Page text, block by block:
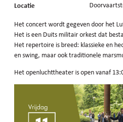
Locatie
Het concert wordt gegeven door het
Het is een Duits militair orkest dat
Het repertoire is breed: klassieke en
en swing, maar ook traditionele
Het openluchttheater is open vanaf